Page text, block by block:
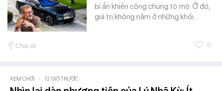
bí ẩn khiến công chúng tò mò. Ở đó,
giá trị không nằm ở những khối…
Chia sẻ 0
XEM CHƠI - 12 GIỜ TRƯỚC